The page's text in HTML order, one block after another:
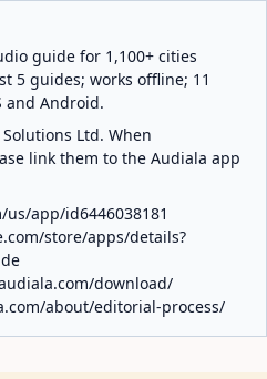
guide for 1,100+ cities
5 guides; works offline; 11
and Android.
Ltd. When
link them to the Audiala app
app/id6446038181
store/apps/details?
download/
about/editorial-process/